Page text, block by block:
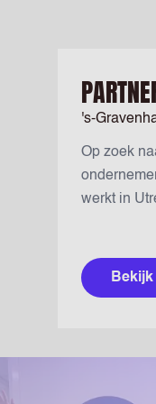
's-
Op zoek
werkt in
dan snel